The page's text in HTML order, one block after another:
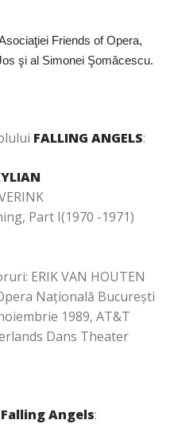
Friends of Opera,
şi al Simonei Şomăcescu.
FALLING ANGELS:
Part I(1970 -1971)
ERIK VAN HOUTEN
Naţională Bucureşti
1989, AT&T
Dans Theater
Falling Angels: